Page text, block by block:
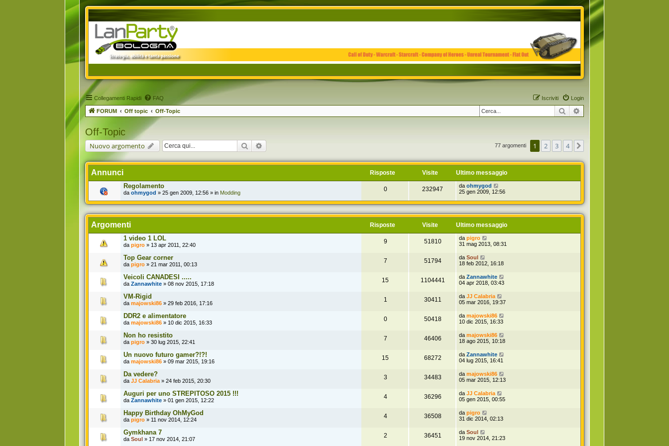
Collegamenti Rapidi FAQ Login
Iscriviti
FORUM Off topic Off-Topic Cerca
Off-Topic
Nuovo argomento Cerca 77 argomenti 1 2 3 4
Annunci Risposte Visite Ultimo messaggio
Regolamento
da ohmygod » 25 gen 2009, 12:56 » in Modding 0 232947 da ohmygod
25 gen 2009, 12:56
Argomenti Risposte Visite Ultimo messaggio
1 video 1 LOL
da pigro » 13 apr 2011, 22:40 9 51810 da pigro
31 mag 2013, 08:31
Top Gear corner
da pigro » 21 mar 2011, 00:13 7 51794 da Soul
18 feb 2012, 16:18
Veicoli CANADESI .....
da Zannawhite » 08 nov 2015, 17:18 15 1104441 da Zannawhite
04 apr 2018, 03:43
VM-Rigid
da majowski86 » 29 feb 2016, 17:16 1 30411 da JJ Calabria
05 mar 2016, 19:37
DDR2 e alimentatore
da majowski86 » 10 dic 2015, 16:33 0 50418 da majowski86
10 dic 2015, 16:33
Non ho resistito
da pigro » 30 lug 2015, 22:41 7 46406 da majowski86
18 ago 2015, 10:18
Un nuovo futuro gamer?!?!
da majowski86 » 09 mar 2015, 19:16 15 68272 da Zannawhite
04 lug 2015, 16:41
Da vedere?
da JJ Calabria » 24 feb 2015, 20:30 3 34483 da majowski86
05 mar 2015, 12:13
Auguri per uno STREPITOSO 2015 !!!
da Zannawhite » 01 gen 2015, 12:22 4 36296 da JJ Calabria
05 gen 2015, 00:55
Happy Birthday OhMyGod
da pigro » 11 nov 2014, 12:24 4 36508 da pigro
31 dic 2014, 02:13
Gymkhana 7
da Soul » 17 nov 2014, 21:07 2 36451 da Soul
19 nov 2014, 21:23